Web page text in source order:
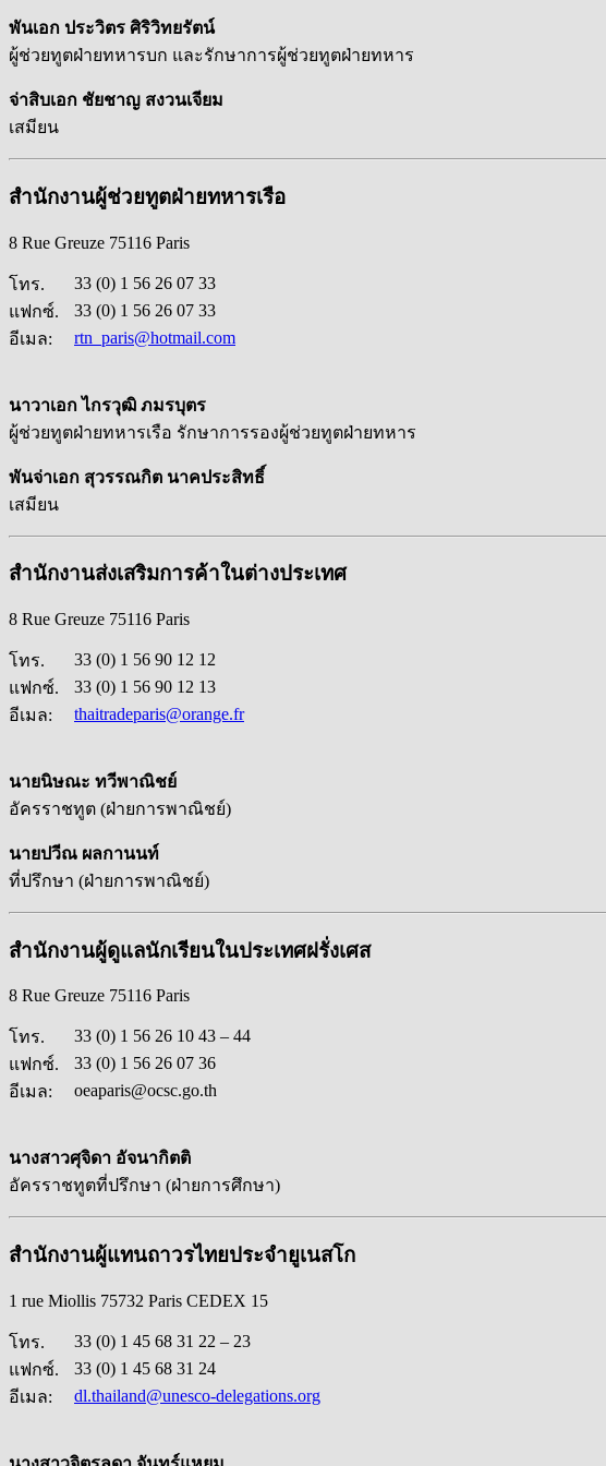
พันเอก ประวิตร ศิริวิทยรัตน์
ผู้ช่วยทูตฝ่ายทหารบก และรักษาการผู้ช่วยทูตฝ่ายทหาร
จ่าสิบเอก ชัยชาญ สงวนเจียม
เสมียน
สำนักงานผู้ช่วยทูตฝ่ายทหารเรือ
8 Rue Greuze 75116 Paris
โทร.
33 (0) 1 56 26 07 33
แฟกซ์.
33 (0) 1 56 26 07 33
อีเมล:
rtn_paris@hotmail.com
นาวาเอก ไกรวุฒิ ภมรบุตร
ผู้ช่วยทูตฝ่ายทหารเรือ รักษาการรองผู้ช่วยทูตฝ่ายทหาร
พันจ่าเอก สุวรรณกิต นาคประสิทธิ์
เสมียน
สำนักงานส่งเสริมการค้าในต่างประเทศ
8 Rue Greuze 75116 Paris
โทร.
33 (0) 1 56 90 12 12
แฟกซ์.
33 (0) 1 56 90 12 13
อีเมล:
thaitradeparis@orange.fr
นายนิษณะ ทวีพาณิชย์
อัครราชทูต (ฝ่ายการพาณิชย์)
นายปวีณ ผลกานนท์
ที่ปรึกษา (ฝ่ายการพาณิชย์)
สำนักงานผู้ดูแลนักเรียนในประเทศฝรั่งเศส
8 Rue Greuze 75116 Paris
โทร.
33 (0) 1 56 26 10 43 – 44
แฟกซ์.
33 (0) 1 56 26 07 36
อีเมล:
oeaparis@ocsc.go.th
นางสาวศุจิดา อัจนากิตติ
อัครราชทูตที่ปรึกษา (ฝ่ายการศึกษา)
สำนักงานผู้แทนถาวรไทยประจำยูเนสโก
1 rue Miollis 75732 Paris CEDEX 15
โทร.
33 (0) 1 45 68 31 22 – 23
แฟกซ์.
33 (0) 1 45 68 31 24
อีเมล:
dl.thailand@unesco-delegations.org